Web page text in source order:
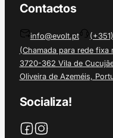
Contactos
info@evolt.pt
(Chamada para rede fixa
3720-362 Vila de
Oliveira de Azeméis,
Socializa!